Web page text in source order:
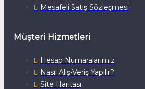
Mesafeli Satış Sözleşmesi
Müşteri Hizmetleri
Hesap Numaralarımız
Nasıl Alış-Veriş Yapılır?
Site Haritası